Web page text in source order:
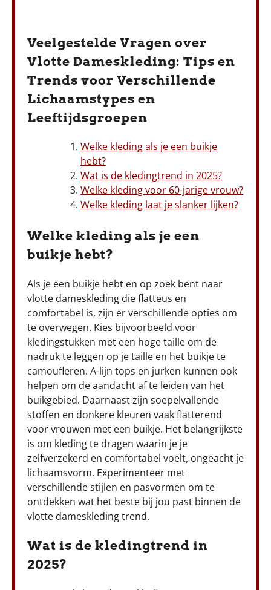
Veelgestelde Vragen over
Vlotte Dameskleding: Tips en
Trends voor Verschillende
Lichaamstypes en
Leeftijdsgroepen
Welke kleding als je een buikje
hebt?
Wat is de kledingtrend in 2025?
Welke kleding voor 60-jarige vrouw?
Welke kleding laat je slanker lijken?
Welke kleding als je een
buikje hebt?
Als je een buikje hebt en op zoek bent naar
vlotte dameskleding die flatteus en
comfortabel is, zijn er verschillende opties om
te overwegen. Kies bijvoorbeeld voor
kledingstukken met een hoge taille om de
nadruk te leggen op je taille en het buikje te
camoufleren. A-lijn tops en jurken kunnen ook
helpen om de aandacht af te leiden van het
buikgebied. Daarnaast zijn soepelvallende
stoffen en donkere kleuren vaak flatterend
voor vrouwen met een buikje. Het belangrijkste
is om kleding te dragen waarin je je
zelfverzekerd en comfortabel voelt, ongeacht je
lichaamsvorm. Experimenteer met
verschillende stijlen en pasvormen om te
ontdekken wat het beste bij jou past binnen de
vlotte dameskleding trend.
Wat is de kledingtrend in
2025?